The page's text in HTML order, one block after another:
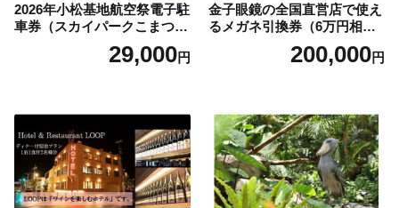
2026年小松基地航空祭電子駐
車券（スカイパークこまつ
翼） 駐車場 シャトルバスの
りばすぐ 石川県 小松市
29,000円
金子眼鏡の全国直営店で使え
るメガネ引換券（6万円相
当） Platinum200,000円